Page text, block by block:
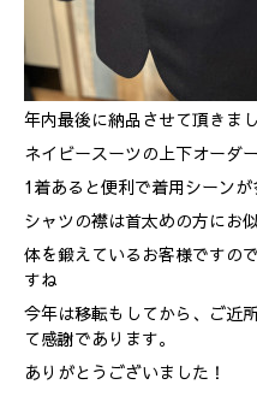
年内最後に納品させて頂きま
ネイビースーツの上下オーダ
1着あると便利で着用シーン
シャツの襟は首太めの方にお
体を鍛えているお客様ですの
すね
今年は移転もしてから、ご近
て感謝であります。
ありがとうございました！